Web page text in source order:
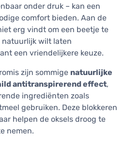
onder druk – kan een
comfort bieden. Aan de
erg vindt om een beetje te
natuurlijk wilt laten
een vriendelijkere keuze.
zijn sommige natuurlijke
antitranspirerend effect,
ingrediënten zoals
gebruiken. Deze blokkeren
helpen de oksels droog te
nemen.